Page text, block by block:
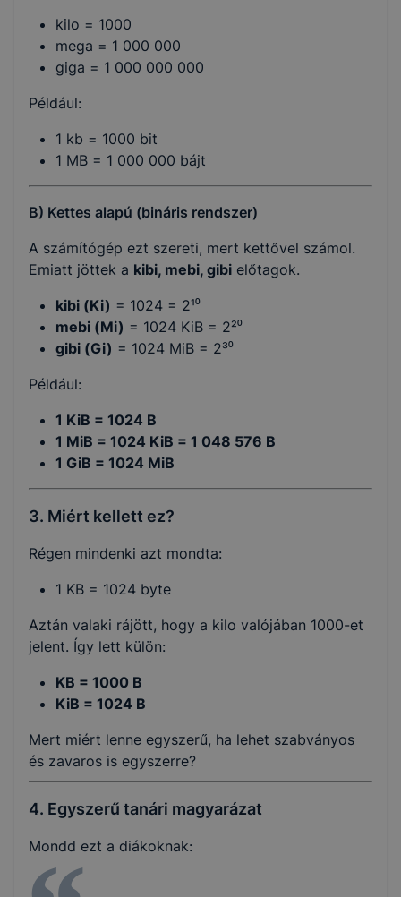
kilo = 1000
mega = 1 000 000
giga = 1 000 000 000
Például:
1 kb = 1000 bit
1 MB = 1 000 000 bájt
B) Kettes alapú (bináris rendszer)
A számítógép ezt szereti, mert kettővel számol.
Emiatt jöttek a kibi, mebi, gibi előtagok.
kibi (Ki) = 1024 = 2¹⁰
mebi (Mi) = 1024 KiB = 2²⁰
gibi (Gi) = 1024 MiB = 2³⁰
Például:
1 KiB = 1024 B
1 MiB = 1024 KiB = 1 048 576 B
1 GiB = 1024 MiB
3. Miért kellett ez?
Régen mindenki azt mondta:
1 KB = 1024 byte
Aztán valaki rájött, hogy a kilo valójában 1000-et
jelent. Így lett külön:
KB = 1000 B
KiB = 1024 B
Mert miért lenne egyszerű, ha lehet szabványos
és zavaros is egyszerre?
4. Egyszerű tanári magyarázat
Mondd ezt a diákoknak: